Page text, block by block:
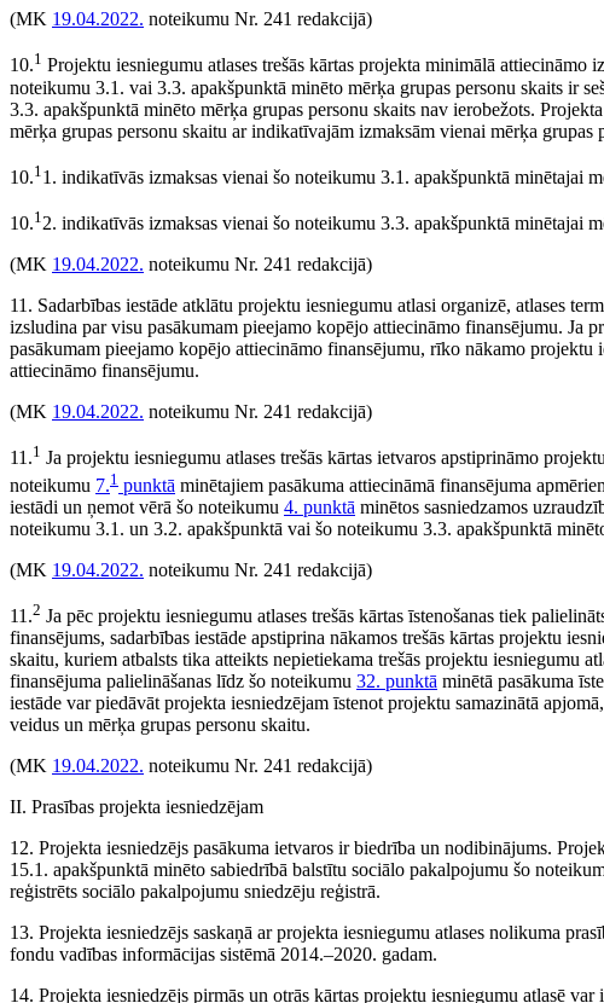
(MK 19.04.2022. noteikumu Nr. 241 redakcijā)
10.1 Projektu iesniegumu atlases trešās kārtas projekta minimālā
noteikumu 3.1. vai 3.3. apakšpunktā minēto mērķa grupas personu skaits ir
3.3. apakšpunktā minēto mērķa grupas personu skaits nav ierobežots.
mērķa grupas personu skaitu ar indikatīvajām izmaksām vienai mērķa grupas
10.1 1. indikatīvās izmaksas vienai šo noteikumu 3.1. apakšpunktā minētajai
10.1 2. indikatīvās izmaksas vienai šo noteikumu 3.3. apakšpunktā minētajai
(MK 19.04.2022. noteikumu Nr. 241 redakcijā)
11. Sadarbības iestāde atklātu projektu iesniegumu atlasi organizē, atlases
izsludina par visu pasākumam pieejamo kopējo attiecināmo finansējumu. Ja
pasākumam pieejamo kopējo attiecināmo finansējumu, rīko nākamo
attiecināmo finansējumu.
(MK 19.04.2022. noteikumu Nr. 241 redakcijā)
11.1 Ja projektu iesniegumu atlases trešās kārtas ietvaros apstiprināmo
noteikumu 7.1 punktā minētajiem pasākuma attiecināmā finansējuma
iestādi un ņemot vērā šo noteikumu 4. punktā minētos sasniedzamos
noteikumu 3.1. un 3.2. apakšpunktā vai šo noteikumu 3.3. apakšpunktā
(MK 19.04.2022. noteikumu Nr. 241 redakcijā)
11.2 Ja pēc projektu iesniegumu atlases trešās kārtas īstenošanas tiek
finansējums, sadarbības iestāde apstiprina nākamos trešās kārtas projektu
skaitu, kuriem atbalsts tika atteikts nepietiekama trešās projektu iesniegumu
finansējuma palielināšanas līdz šo noteikumu 32. punktā minētā pasākuma
iestāde var piedāvāt projekta iesniedzējam īstenot projektu samazinātā
veidus un mērķa grupas personu skaitu.
(MK 19.04.2022. noteikumu Nr. 241 redakcijā)
II. Prasības projekta iesniedzējam
12. Projekta iesniedzējs pasākuma ietvaros ir biedrība un nodibinājums.
15.1. apakšpunktā minēto sabiedrībā balstītu sociālo pakalpojumu šo
reģistrēts sociālo pakalpojumu sniedzēju reģistrā.
13. Projekta iesniedzējs saskaņā ar projekta iesniegumu atlases nolikuma
fondu vadības informācijas sistēmā 2014.–2020. gadam.
14. Projekta iesniedzējs pirmās un otrās kārtas projektu iesniegumu atlasē